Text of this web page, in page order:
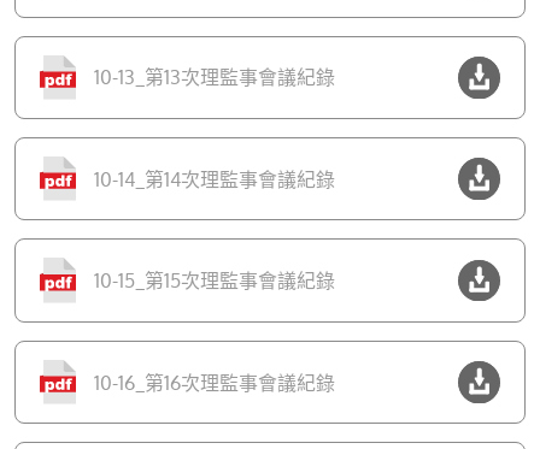
10-13_第13次理監事會議紀錄
10-14_第14次理監事會議紀錄
10-15_第15次理監事會議紀錄
10-16_第16次理監事會議紀錄